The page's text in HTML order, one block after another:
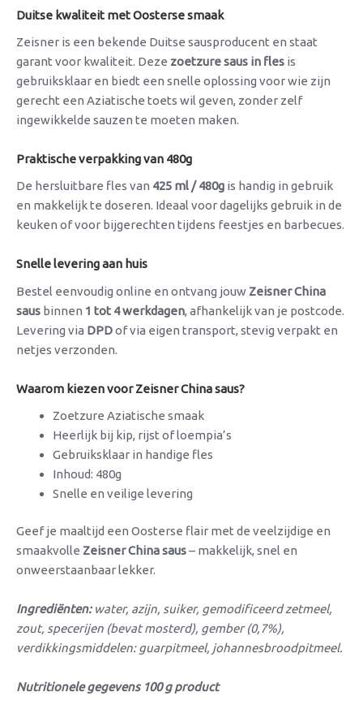
Duitse kwaliteit met Oosterse smaak
Zeisner is een bekende Duitse sausproducent en staat
garant voor kwaliteit. Deze zoetzure saus in fles is
gebruiksklaar en biedt een snelle oplossing voor wie zijn
gerecht een Aziatische toets wil geven, zonder zelf
ingewikkelde sauzen te moeten maken.
Praktische verpakking van 480g
De hersluitbare fles van 425 ml / 480g is handig in gebruik
en makkelijk te doseren. Ideaal voor dagelijks gebruik in de
keuken of voor bijgerechten tijdens feestjes en barbecues.
Snelle levering aan huis
Bestel eenvoudig online en ontvang jouw Zeisner China
saus binnen 1 tot 4 werkdagen, afhankelijk van je postcode.
Levering via DPDof via eigen transport, stevig verpakt en
netjes verzonden.
Waarom kiezen voor Zeisner China saus?
Zoetzure Aziatische smaak
Heerlijk bij kip, rijst of loempia’s
Gebruiksklaar in handige fles
Inhoud: 480g
Snelle en veilige levering
Geef je maaltijd een Oosterse flair met de veelzijdige en
smaakvolle Zeisner China saus– makkelijk, snel en
onweerstaanbaar lekker.
Ingrediënten:water, azijn, suiker, gemodificeerd zetmeel,
zout, specerijen (bevat mosterd), gember (0,7%),
verdikkingsmiddelen: guarpitmeel, johannesbroodpitmeel.
Nutritionele gegevens 100 g product